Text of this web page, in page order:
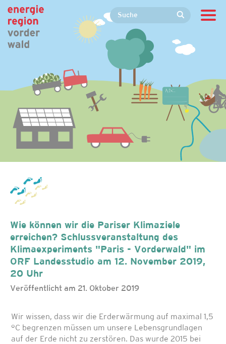
Wie können wir die Pariser Klimaziele
erreichen? Schlussveranstaltung des
Klimaexperiments "Paris - Vorderwald" im
ORF Landesstudio am 12. November 2019,
20 Uhr
Veröffentlicht am 21. Oktober 2019
Wir wissen, dass wir die Erderwärmung auf maximal 1,5
°C begrenzen müssen um unsere Lebensgrundlagen
auf der Erde nicht zu zerstören. Das wurde 2015 bei